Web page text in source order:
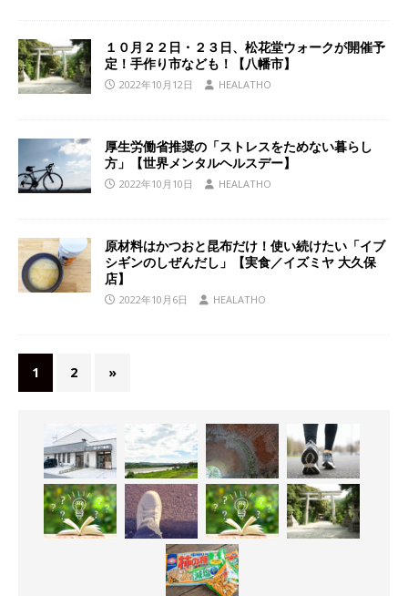
１０月２２日・２３日、松花堂ウォークが開催予
定！手作り市なども！【八幡市】
2022年10月12日 HEALATHO
厚生労働省推奨の「ストレスをためない暮らし
方」【世界メンタルヘルスデー】
2022年10月10日 HEALATHO
原材料はかつおと昆布だけ！使い続けたい「イブ
シギンのしぜんだし」【実食／イズミヤ 大久保
店】
2022年10月6日 HEALATHO
1 2 »